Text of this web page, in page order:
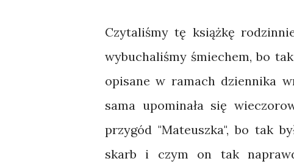
Czytaliśmy tę książkę
wybuchaliśmy śmiechem, bo
opisane w ramach dziennika
sama upominała się
przygód "Mateuszka", bo tak
skarb i czym on tak